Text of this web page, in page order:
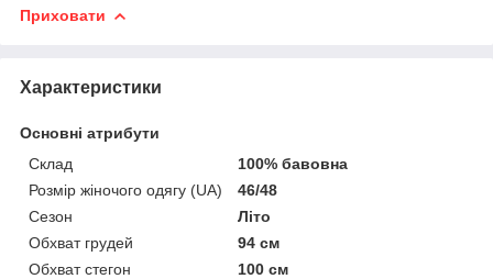
Приховати
Характеристики
Основні атрибути
Склад
100% бавовна
Розмір жіночого одягу (UA)
46/48
Сезон
Літо
Обхват грудей
94 см
Обхват стегон
100 см